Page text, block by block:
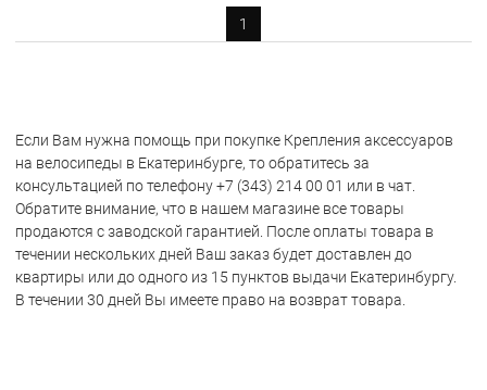
1
Если Вам нужна помощь при покупке Крепления аксессуаров
на велосипеды в Екатеринбурге, то обратитесь за
консультацией по телефону +7 (343) 214 00 01 или в чат.
Обратите внимание, что в нашем магазине все товары
продаются с заводской гарантией. После оплаты товара в
течении нескольких дней Ваш заказ будет доставлен до
квартиры или до одного из 15 пунктов выдачи Екатеринбургу.
В течении 30 дней Вы имеете право на возврат товара.